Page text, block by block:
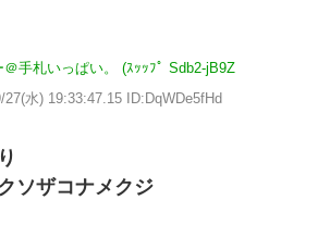
手札いっぱい。 (ｽｯｯﾌﾟ Sdb2-jB9Z
27(水) 19:33:47.15 ID:DqWDe5fHd
ソザコナメクジ